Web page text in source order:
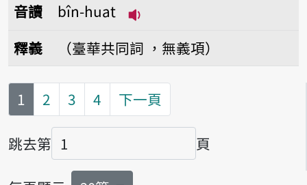
音讀
bîn-huat
釋義 （臺華共同詞 ，無義項）
第
1 2 3 4 下一頁
跳去第
頁碼
頁